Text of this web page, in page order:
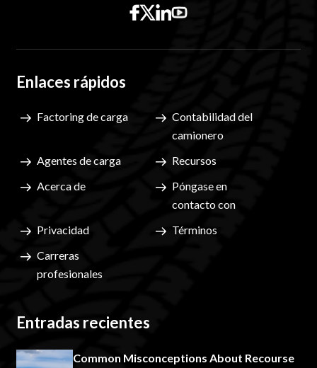
Enlaces rápidos
Factoring de carga
Contabilidad del
camionero
Agentes de carga
Recursos
Acerca de
Póngase en
contacto con
Privacidad
Términos
Carreras
profesionales
Entradas recientes
Common Misconceptions About Recourse